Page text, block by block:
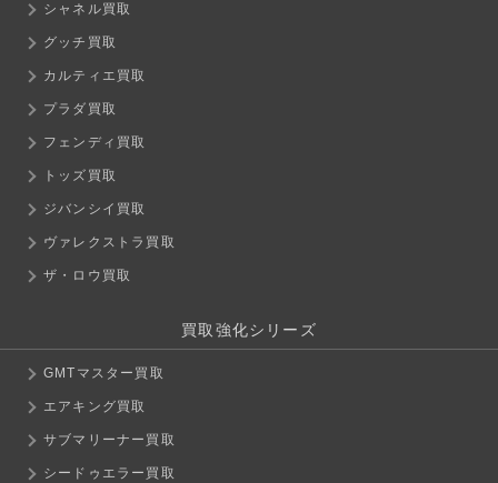
シャネル買取
グッチ買取
カルティエ買取
プラダ買取
フェンディ買取
トッズ買取
ジバンシイ買取
ヴァレクストラ買取
ザ・ロウ買取
買取強化シリーズ
GMTマスター買取
エアキング買取
サブマリーナー買取
シードゥエラー買取